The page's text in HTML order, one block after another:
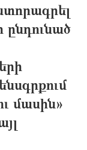
ընդունած
մասին»